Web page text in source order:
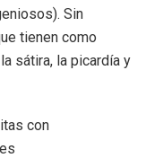
Sin
tienen como
sátira, la picardía y
con